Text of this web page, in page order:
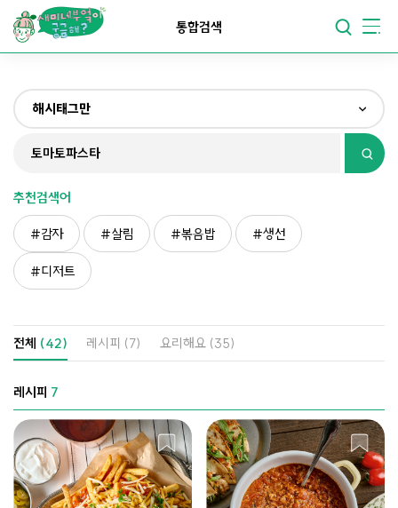
맛있어지는부엌
요리가쉬워지는부엌
통합검색
해시태그만
전체
재료만
해시태그만
추천검색어
감자 살림 볶음밥 생선
디저트
전체 (42) 레시피 (7) 요리해요 (35)
레시피 7